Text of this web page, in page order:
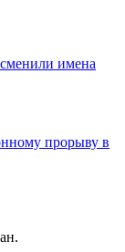
имена
прорыву в